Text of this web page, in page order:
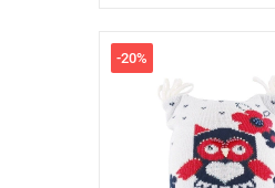
-20%